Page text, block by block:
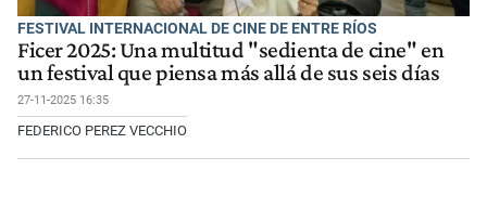
FESTIVAL INTERNACIONAL DE CINE DE ENTRE RÍOS
Ficer 2025: Una multitud "sedienta de cine" en
un festival que piensa más allá de sus seis días
27-11-2025 16:35
FEDERICO PEREZ VECCHIO